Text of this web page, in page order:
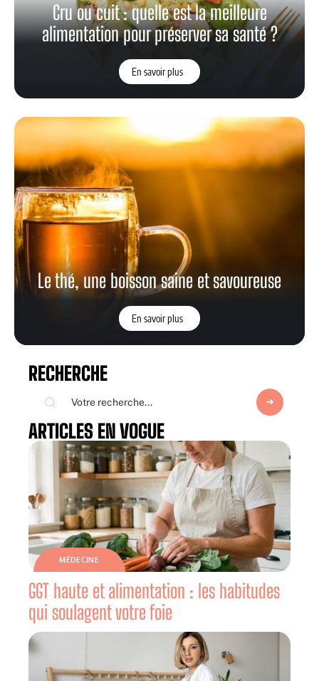
Cru ou cuit : quelle est la meilleure
alimentation pour préserver sa santé ?
En savoir plus
Le thé, une boisson saine et savoureuse
En savoir plus
RECHERCHE
ARTICLES EN VOGUE
MÉDECINE
GGT haute et alimentation : les habitudes
qui soulagent votre foie